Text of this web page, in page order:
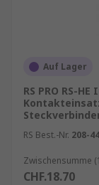
Auf Lager
RS PRO RS-
RS Best.-Nr. 208-
Zwischensumme
CHF.18.70